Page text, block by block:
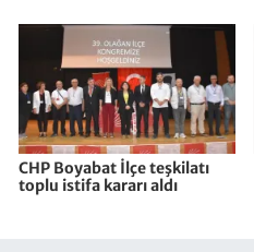
CHP Boyabat İlçe teşkilatı
toplu istifa kararı aldı